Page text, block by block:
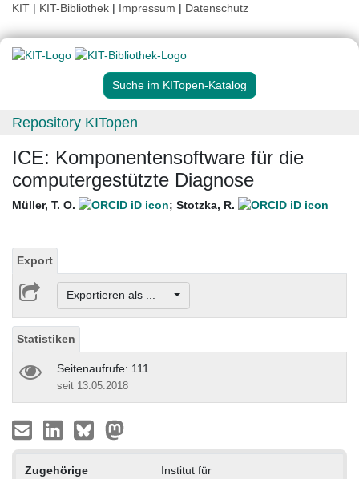
KIT | KIT-Bibliothek | Impressum | Datenschutz
Suche im KITopen-Katalog
Repository KITopen
ICE: Komponentensoftware für die
computergestützte Diagnose
Müller, T. O. ; Stotzka, R.
Export
Exportieren als ...
Statistiken
Seitenaufrufe: 111
seit 13.05.2018
Zugehörige
Institut für